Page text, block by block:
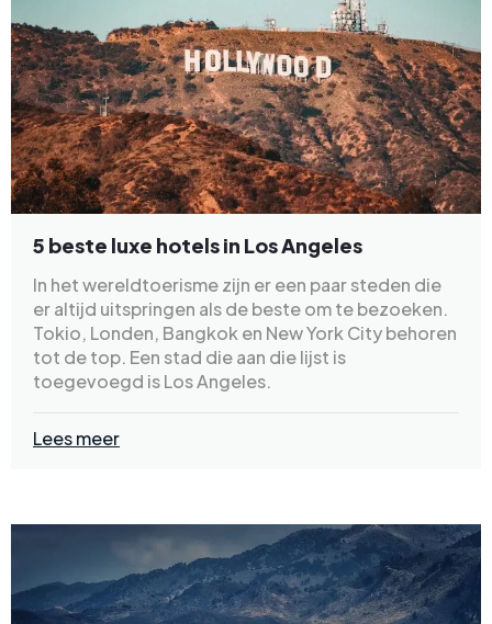
5 beste luxe hotels in Los Angeles
In het wereldtoerisme zijn er een paar steden die
er altijd uitspringen als de beste om te bezoeken.
Tokio, Londen, Bangkok en New York City behoren
tot de top. Een stad die aan die lijst is
toegevoegd is Los Angeles.
Lees meer